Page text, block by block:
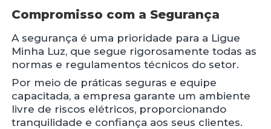
Compromisso com a Segurança
A segurança é uma prioridade para a Ligue
Minha Luz, que segue rigorosamente todas as
normas e regulamentos técnicos do setor.
Por meio de práticas seguras e equipe
capacitada, a empresa garante um ambiente
livre de riscos elétricos, proporcionando
tranquilidade e confiança aos seus clientes.